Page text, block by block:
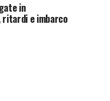
in
e imbarco